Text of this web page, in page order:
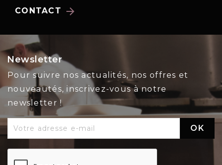
CONTACT arrow_forward
Newsletter
Pour suivre nos actualités, nos offres et
nouveautés, inscrivez-vous à notre
newsletter !